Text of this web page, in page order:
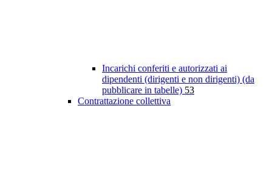
Incarichi conferiti e autorizzati ai
dipendenti (dirigenti e non dirigenti) (da
pubblicare in tabelle) 53
Contrattazione collettiva